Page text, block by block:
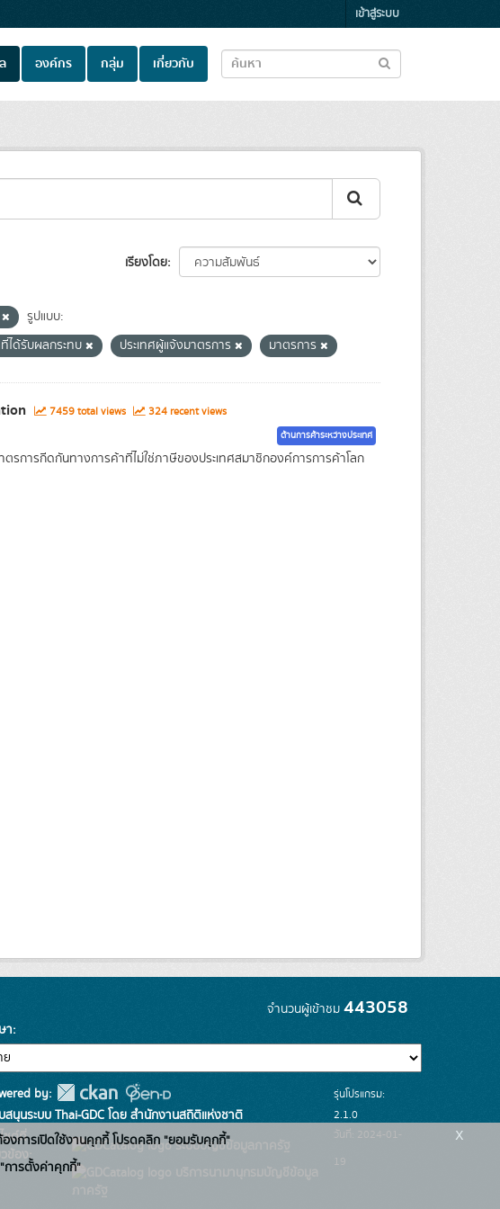
เข้าสู่ระบบ
องค์กร กลุ่ม เกี่ยวกับ
เรียงโดย
รูปแบบ:
ที่ได้รับผลกระทบ ประเทศผู้แจ้งมาตรการ มาตรการ
7459 total views 324 recent views
ด้านการค้าระหว่างประเทศ
รการกีดกันทางการค้าที่ไม่ใช่ภาษีของประเทศสมาชิกองค์การการค้าโลก
จำนวนผู้เข้าชม 443058
า
by:
สนุนระบบ Thai-GDC โดย สำนักงานสถิติแห่งชาติ
ซต์ที่
วข้อง:
ระบบบัญชีข้อมูลภาครัฐ
รุ่นโปรแกรม:
2.1.0
วันที่: 2024-01-
19
งการเปิดใช้งานคุกกี้ โปรดคลิก "ยอมรับคุกกี้"
การตั้งค่าคุกกี้"
x